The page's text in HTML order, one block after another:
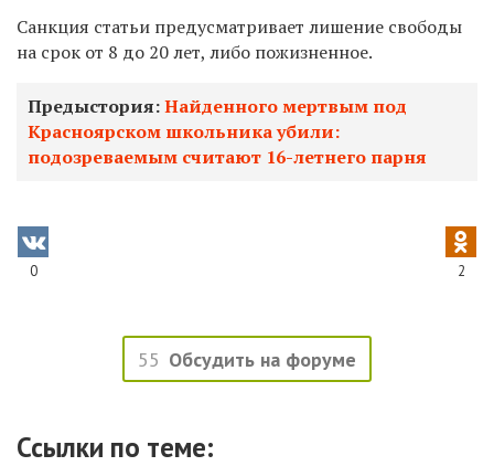
Санкция статьи предусматривает лишение свободы
на срок от 8 до 20 лет, либо пожизненное.
Предыстория:Найденного мертвым под
Красноярском школьника убили:
подозреваемым считают 16-летнего парня
0 2
55 Обсудить на форуме
Ссылки по теме: